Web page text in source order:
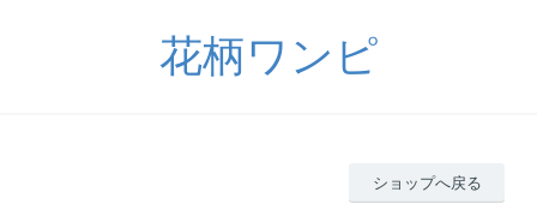
花柄ワンピ
ショップへ戻る